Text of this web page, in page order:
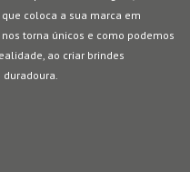
coloca a sua marca em
torna únicos e como podemos
ao criar brindes